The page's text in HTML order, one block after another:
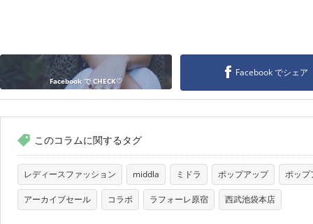
Facebook で CHECK♡
Facebook でシェア
このコラムに関するタグ
レディースファッション middla ミドラ ポップアップ ポップ
アーカイブセール コラボ ラフォーレ原宿 西武池袋本店